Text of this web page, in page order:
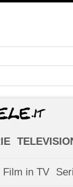
Film in TV